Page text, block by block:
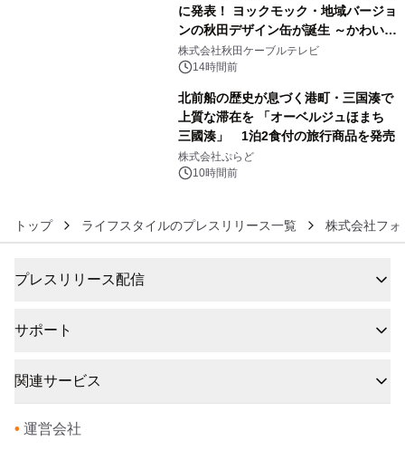
に発表！ ヨックモック・地域バージョ
ンの秋田デザイン缶が誕生 ～かわいい
秋田犬の子犬と秋田の四季と名所を巡
るパッケージ～ 9月1日(火)秋田県内で
株式会社秋田ケーブルテレビ
14時間前
北前船の歴史が息づく港町・三国湊で
上質な滞在を 「オーベルジュほまち
三國湊」 1泊2食付の旅行商品を発売
株式会社ぷらど
10時間前
トップ ライフスタイルのプレスリリース一覧 株式会社フ
プレスリリース配信
サポート
関連サービス
• 運営会社